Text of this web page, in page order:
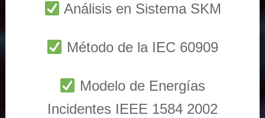
Análisis en Sistema SKM
Método de la IEC 60909
Modelo de Energías
Incidentes IEEE 1584 2002